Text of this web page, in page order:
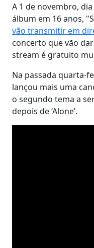
A 1 de novembro,
álbum em 16 anos,
vão transmitir em
concerto que vão
stream é gratuito
Na passada quarta-
lançou mais uma
o segundo tema a
depois de ‘Alone’.